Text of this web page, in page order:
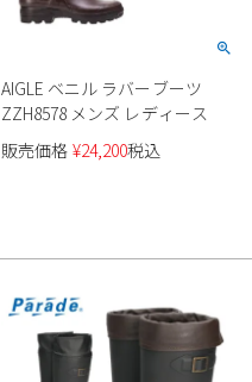
AIGLE ベニル ラバーブーツ
ZZH8578 メンズ レディース
販売価格 ¥24,200税込